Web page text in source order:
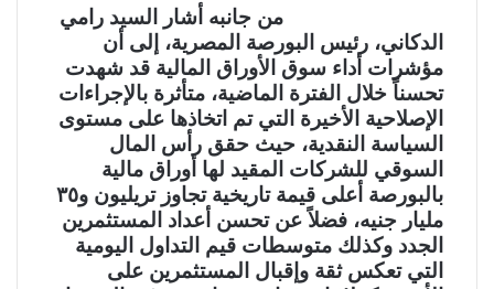
من جانبه أشار السيد رامي
الدكاني، رئيس البورصة المصرية، إلى أن
مؤشرات أداء سوق الأوراق المالية قد شهدت
تحسناً خلال الفترة الماضية، متأثرة بالإجراءات
الإصلاحية الأخيرة التي تم اتخاذها على مستوى
السياسة النقدية، حيث حقق رأس المال
السوقي للشركات المقيد لها أوراق مالية
بالبورصة أعلى قيمة تاريخية تجاوز تريليون و٣٥
مليار جنيه، فضلاً عن تحسن أعداد المستثمرين
الجدد وكذلك متوسطات قيم التداول اليومية
التي تعكس ثقة وإقبال المستثمرين على